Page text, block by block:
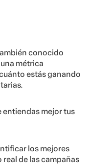
conocido
métrica
estás ganando
entiendas mejor tus
los mejores
de las campañas